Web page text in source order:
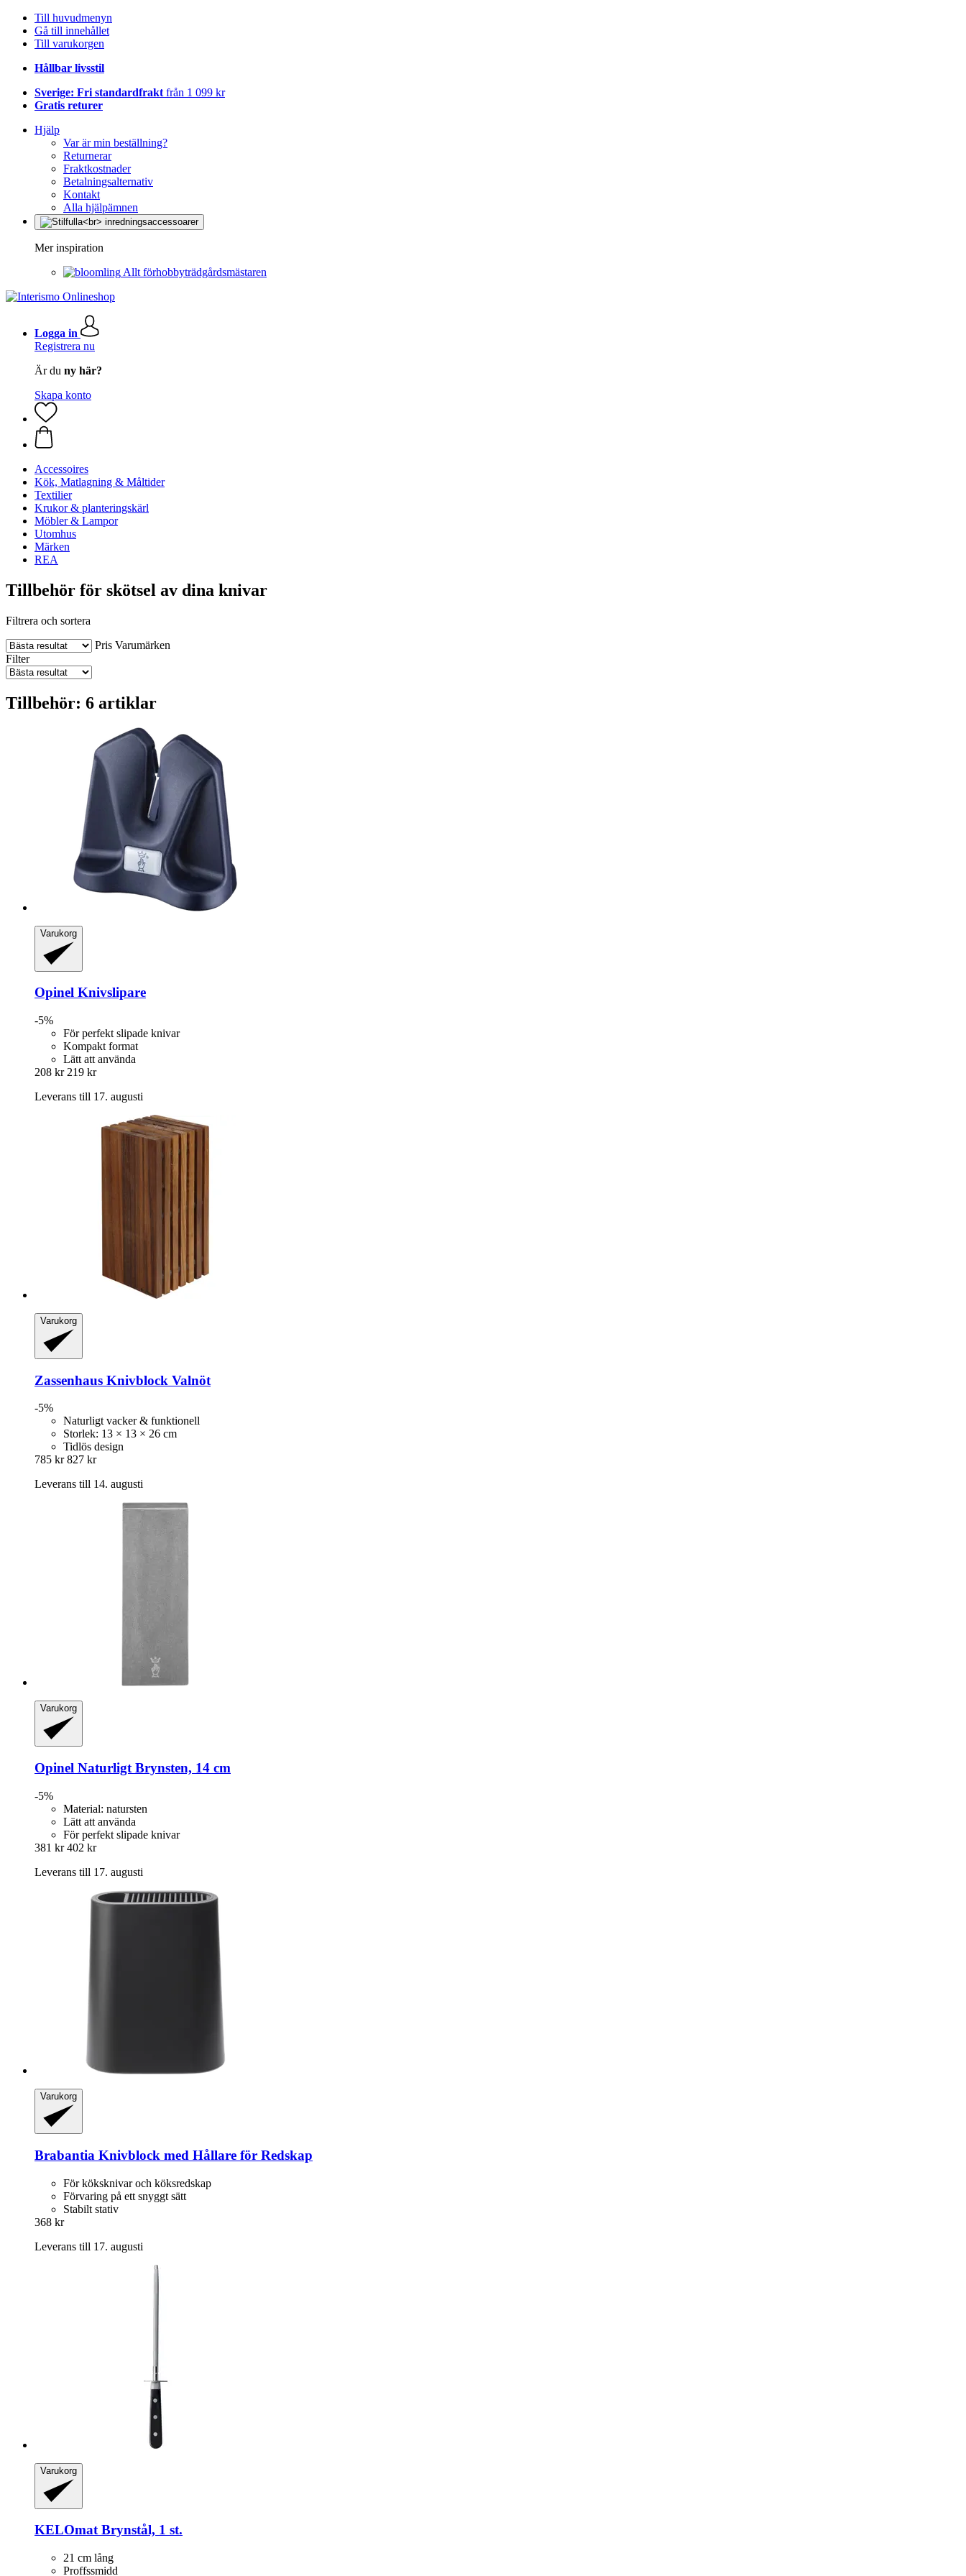
Till huvudmenyn
Gå till innehållet
Till varukorgen
Hållbar livsstil
Sverige: Fri standardfrakt från 1 099 kr
Gratis returer
Hjälp
Var är min beställning?
Returnerar
Fraktkostnader
Betalningsalternativ
Kontakt
Alla hjälpämnen
Mer inspiration
Allt förhobbyträdgårdsmästaren
Logga in
Registrera nu
Är du ny här?
Skapa konto
Accessoires
Kök, Matlagning & Måltider
Textilier
Krukor & planteringskärl
Möbler & Lampor
Utomhus
Märken
REA
Tillbehör för skötsel av dina knivar
Filtrera och sortera
Pris Varumärken
Filter
Tillbehör: 6 artiklar
Varukorg
Opinel Knivslipare
-5%
För perfekt slipade knivar
Kompakt format
Lätt att använda
208 kr 219 kr
Leverans till 17. augusti
Varukorg
Zassenhaus Knivblock Valnöt
-5%
Naturligt vacker & funktionell
Storlek: 13 × 13 × 26 cm
Tidlös design
785 kr 827 kr
Leverans till 14. augusti
Varukorg
Opinel Naturligt Brynsten, 14 cm
-5%
Material: natursten
Lätt att använda
För perfekt slipade knivar
381 kr 402 kr
Leverans till 17. augusti
Varukorg
Brabantia Knivblock med Hållare för Redskap
För köksknivar och köksredskap
Förvaring på ett snyggt sätt
Stabilt stativ
368 kr
Leverans till 17. augusti
Varukorg
KELOmatBrynstål, 1 st.
21 cm lång
Proffssmidd